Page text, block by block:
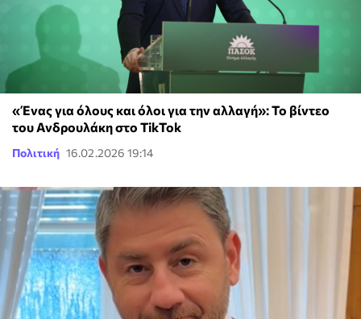
«Ένας για όλους και όλοι για την αλλαγή»: Το βίντεο
του Ανδρουλάκη στο TikTok
Πολιτική 16.02.2026 19:14